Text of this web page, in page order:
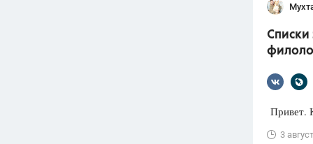
ГДЗ
ОГЭ
ФИПИ
ответов
Списки
Привет.
3